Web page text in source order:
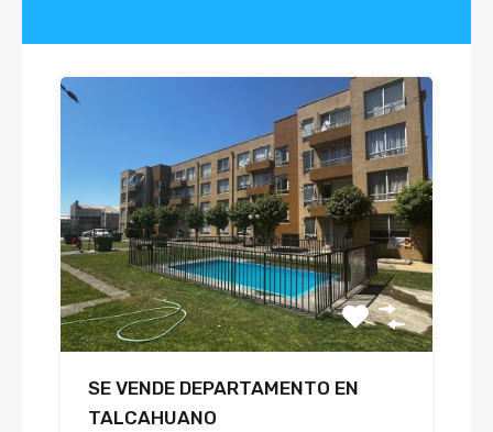
SE VENDE DEPARTAMENTO EN
TALCAHUANO